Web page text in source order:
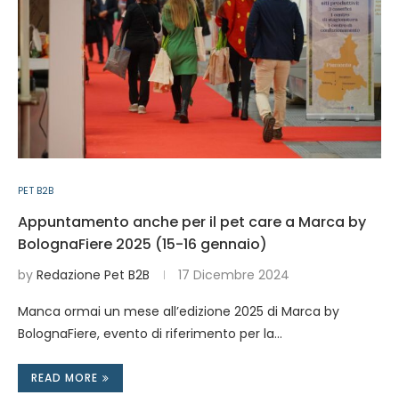
PET B2B
Appuntamento anche per il pet care a Marca by
BolognaFiere 2025 (15-16 gennaio)
by Redazione Pet B2B 17 Dicembre 2024
Manca ormai un mese all’edizione 2025 di Marca by
BolognaFiere, evento di riferimento per la…
READ MORE